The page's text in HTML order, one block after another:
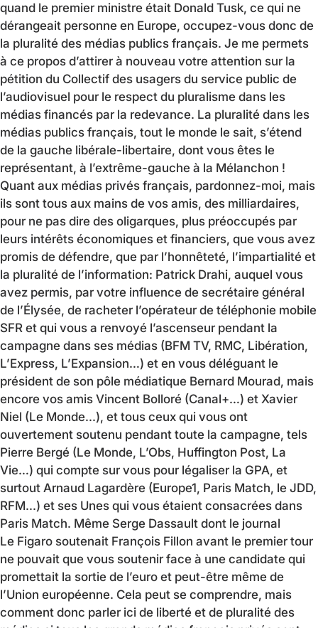
quand le premier ministre était Donald Tusk, ce qui ne
dérangeait personne en Europe, occupez-vous donc de
la pluralité des médias publics français. Je me permets
à ce propos d’attirer à nouveau votre attention sur la
pétition du Collectif des usagers du service public de
l’audiovisuel pour le respect du pluralisme dans les
médias financés par la redevance. La pluralité dans les
médias publics français, tout le monde le sait, s’étend
de la gauche libérale-libertaire, dont vous êtes le
représentant, à l’extrême-gauche à la Mélanchon !
Quant aux médias privés français, pardonnez-moi, mais
ils sont tous aux mains de vos amis, des milliardaires,
pour ne pas dire des oligarques, plus préoccupés par
leurs intérêts économiques et financiers, que vous avez
promis de défendre, que par l’honnêteté, l’impartialité et
la pluralité de l’information: Patrick Drahi, auquel vous
avez permis, par votre influence de secrétaire général
de l’Élysée, de racheter l’opérateur de téléphonie mobile
SFR et qui vous a renvoyé l’ascenseur pendant la
campagne dans ses médias (BFM TV, RMC, Libération,
L’Express, L’Expansion…) et en vous déléguant le
président de son pôle médiatique Bernard Mourad, mais
encore vos amis Vincent Bolloré (Canal+…) et Xavier
Niel (Le Monde...), et tous ceux qui vous ont
ouvertement soutenu pendant toute la campagne, tels
Pierre Bergé (Le Monde, L’Obs, Huffington Post, La
Vie…) qui compte sur vous pour légaliser la GPA, et
surtout Arnaud Lagardère (Europe1, Paris Match, le JDD,
RFM...) et ses Unes qui vous étaient consacrées dans
Paris Match. Même Serge Dassault dont le journal
Le Figaro soutenait François Fillon avant le premier tour
ne pouvait que vous soutenir face à une candidate qui
promettait la sortie de l’euro et peut-être même de
l’Union européenne. Cela peut se comprendre, mais
comment donc parler ici de liberté et de pluralité des